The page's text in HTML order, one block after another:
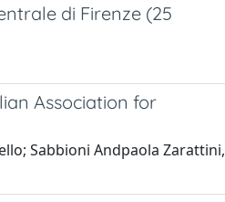
di Firenze (25
Association for
Sabbioni Andpaola Zarattini,